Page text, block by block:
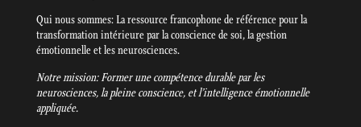
Qui nous sommes: La ressource francophone de référence pour la
transformation intérieure par la conscience de soi, la gestion
émotionnelle et les neurosciences.
Notre mission: Former une compétence durable par les
neurosciences, la pleine conscience, et l’intelligence émotionnelle
appliquée.